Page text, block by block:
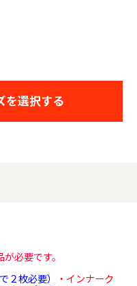
を選択する
必要です。
２枚必要）
・インナーク